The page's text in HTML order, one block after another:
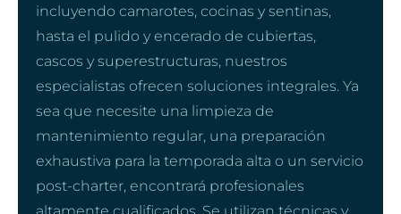
incluyendo camarotes, cocinas y sentinas,
hasta el pulido y encerado de cubiertas,
cascos y superestructuras, nuestros
especialistas ofrecen soluciones integrales. Ya
sea que necesite una limpieza de
mantenimiento regular, una preparación
exhaustiva para la temporada alta o un servicio
post-charter, encontrará profesionales